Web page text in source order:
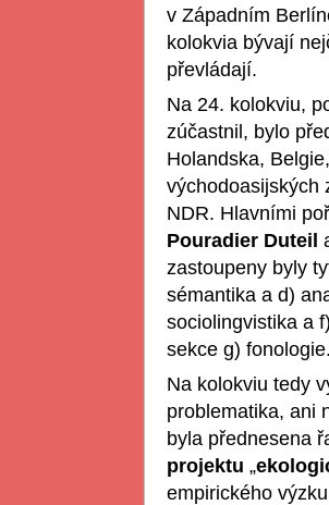
v Západním
kolokvia bývají
převládají.
Na 24. kolokviu,
zúčastnil, bylo
Holandska,
východoasijských
NDR. Hlavními
Pouradier Duteil
zastoupeny byly
sémantika a d)
sociolingvistika a
sekce g)
Na kolokviu tedy
problematika, ani
byla přednesena
projektu „
empirického